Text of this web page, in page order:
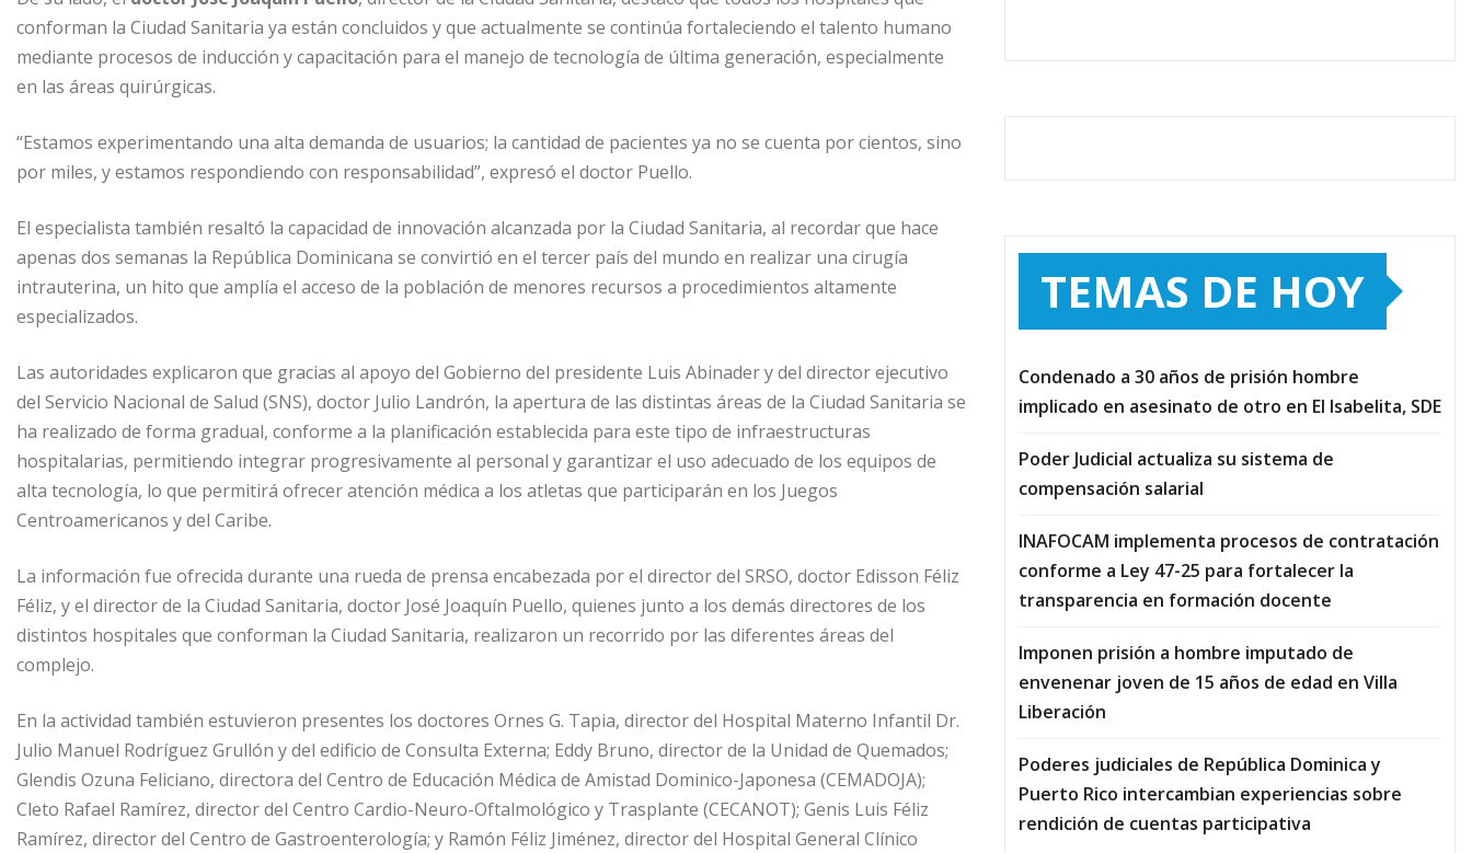
conforman la Ciudad Sanitaria ya están concluidos y que actualmente se continúa fortaleciendo el talento humano
mediante procesos de inducción y capacitación para el manejo de tecnología de última generación, especialmente
en las áreas quirúrgicas.
“Estamos experimentando una alta demanda de usuarios; la cantidad de pacientes ya no se cuenta por cientos, sino
por miles, y estamos respondiendo con responsabilidad”, expresó el doctor Puello.
El especialista también resaltó la capacidad de innovación alcanzada por la Ciudad Sanitaria, al recordar que hace
apenas dos semanas la República Dominicana se convirtió en el tercer país del mundo en realizar una cirugía
intrauterina, un hito que amplía el acceso de la población de menores recursos a procedimientos altamente
especializados.
Las autoridades explicaron que gracias al apoyo del Gobierno del presidente Luis Abinader y del director ejecutivo
del Servicio Nacional de Salud (SNS), doctor Julio Landrón, la apertura de las distintas áreas de la Ciudad Sanitaria se
ha realizado de forma gradual, conforme a la planificación establecida para este tipo de infraestructuras
hospitalarias, permitiendo integrar progresivamente al personal y garantizar el uso adecuado de los equipos de
alta tecnología, lo que permitirá ofrecer atención médica a los atletas que participarán en los Juegos
Centroamericanos y del Caribe.
La información fue ofrecida durante una rueda de prensa encabezada por el director del SRSO, doctor Edisson Féliz
Féliz, y el director de la Ciudad Sanitaria, doctor José Joaquín Puello, quienes junto a los demás directores de los
distintos hospitales que conforman la Ciudad Sanitaria, realizaron un recorrido por las diferentes áreas del
complejo.
En la actividad también estuvieron presentes los doctores Ornes G. Tapia, director del Hospital Materno Infantil Dr.
Julio Manuel Rodríguez Grullón y del edificio de Consulta Externa; Eddy Bruno, director de la Unidad de Quemados;
Glendis Ozuna Feliciano, directora del Centro de Educación Médica de Amistad Dominico-Japonesa (CEMADOJA);
Cleto Rafael Ramírez, director del Centro Cardio-Neuro-Oftalmológico y Trasplante (CECANOT); Genis Luis Féliz
Ramírez, director del Centro de Gastroenterología; y Ramón Féliz Jiménez, director del Hospital General Clínico
TEMAS DE HOY
Condenado a 30 años de prisión hombre
implicado en asesinato de otro en El Isabelita, SDE
Poder Judicial actualiza su sistema de
compensación salarial
INAFOCAM implementa procesos de contratación
conforme a Ley 47-25 para fortalecer la
transparencia en formación docente
Imponen prisión a hombre imputado de
envenenar joven de 15 años de edad en Villa
Liberación
Poderes judiciales de República Dominica y
Puerto Rico intercambian experiencias sobre
rendición de cuentas participativa